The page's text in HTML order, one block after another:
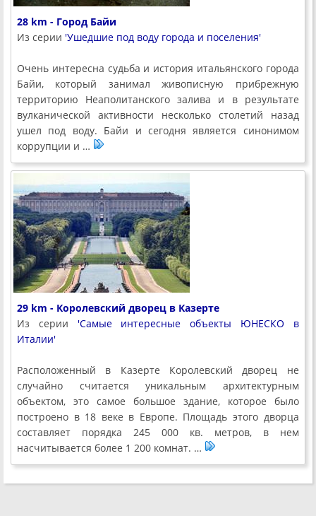
28 km - Город Байи
Из серии 'Ушедшие под воду города и поселения'
Очень интересна судьба и история итальянского города
Байи, который занимал живописную прибрежную
территорию Неаполитанского залива и в результате
вулканической активности несколько столетий назад
ушел под воду. Байи и сегодня является синонимом
коррупции и …
29 km - Королевский дворец в Казерте
Из серии 'Самые интересные объекты ЮНЕСКО в
Италии'
Расположенный в Казерте Королевский дворец не
случайно считается уникальным архитектурным
объектом, это самое большое здание, которое было
построено в 18 веке в Европе. Площадь этого дворца
составляет порядка 245 000 кв. метров, в нем
насчитывается более 1 200 комнат. …